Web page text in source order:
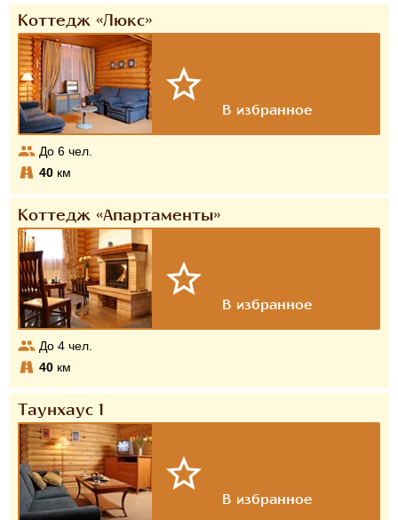
Коттедж «Люкс»
До 6 чел.
40 км
Коттедж «Апартаменты»
До 4 чел.
40 км
Таунхаус 1